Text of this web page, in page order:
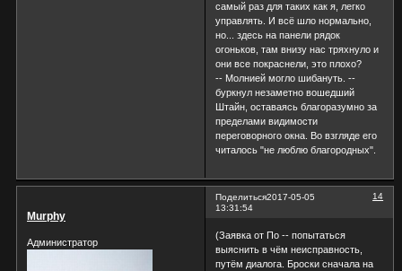
самый раз для таких как я, легко
управлять. И всё шло нормально,
но... здесь на панели рядок
огоньков, там внизу нас тряхнуло и
они все покраснели, это плохо?
-- Молнией могло шибануть. --
буркнул незаметно вошедший
Штайн, оставаясь благоразумно за
пределами видимости
переговорного окна. Во взгляде его
читалось "не люблю благородных".
Поделиться 14
2017-05-05
13:31:54
Murphy
Администратор
(Заявка от По -- попытаться
выяснить в чём неисправность,
путём диалога. Броски сначала на